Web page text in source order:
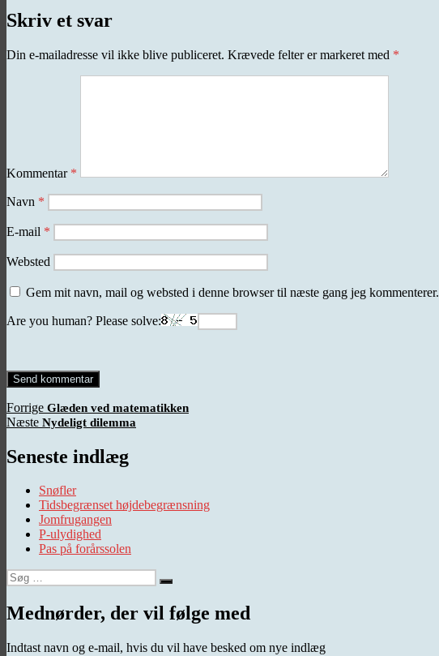
Skriv et svar
Din e-mailadresse vil ikke blive publiceret. Krævede felter er markeret med *
Kommentar *
Navn *
E-mail *
Websted
Gem mit navn, mail og websted i denne browser til næste gang jeg kommenterer.
Are you human? Please solve:
Indlægsnavigation
Forrige Forrige
indlæg:
Glæden ved matematikken
Næste Næste
Nydeligt dilemma
Seneste indlæg
Snøfler
Tidsbegrænset højdebegrænsning
Jomfrugangen
P-ulydighed
Pas på forårssolen
Søg
efter:
Søg
Mednørder, der vil følge med
Indtast navn og e-mail, hvis du vil have besked om nye indlæg